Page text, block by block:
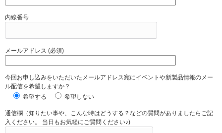
内線番号
メールアドレス (必須)
今回お申し込みをいただいたメールアドレス宛にイベントや新製品情報のメー
ル配信を希望しますか？
希望する
希望しない
通信欄（知りたい事や、こんな時はどうする？などの質問がありましたらご記
入ください。 当日もお気軽にご質問ください♪)